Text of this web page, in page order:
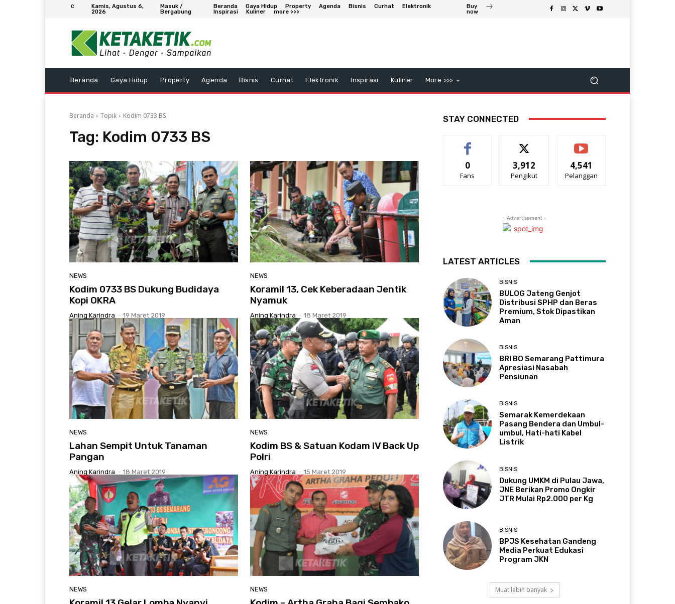
C
Kamis, Agustus 6,
2026
Masuk /
Bergabung
Beranda Gaya Hidup Property Agenda Bisnis Curhat
Elektronik
Inspirasi
Kuliner more >>>
Buy
now
Beranda Gaya Hidup Property Agenda Bisnis Curhat Elektronik Inspirasi Kuliner More >>>
Beranda Topik Kodim 0733 BS
Tag: Kodim 0733 BS
NEWS
Kodim 0733 BS Dukung Budidaya
Kopi OKRA
Aning Karindra - 19 Maret 2019
NEWS
Koramil 13, Cek Keberadaan Jentik
Nyamuk
Aning Karindra - 18 Maret 2019
NEWS
Lahan Sempit Untuk Tanaman
Pangan
Aning Karindra - 18 Maret 2019
NEWS
Kodim BS & Satuan Kodam IV Back Up
Polri
Aning Karindra - 15 Maret 2019
NEWS NEWS
STAY CONNECTED
0
Fans
3,912
Pengikut
4,541
Pelanggan
- Advertisement -
LATEST ARTICLES
BISNIS
BULOG Jateng Genjot
Distribusi SPHP dan Beras
Premium, Stok Dipastikan
Aman
BISNIS
BRI BO Semarang Pattimura
Apresiasi Nasabah
Pensiunan
BISNIS
Semarak Kemerdekaan
Pasang Bendera dan Umbul-
umbul, Hati-hati Kabel
Listrik
BISNIS
Dukung UMKM di Pulau Jawa,
JNE Berikan Promo Ongkir
JTR Mulai Rp2.000 per Kg
BISNIS
BPJS Kesehatan Gandeng
Media Perkuat Edukasi
Program JKN
Muat lebih banyak